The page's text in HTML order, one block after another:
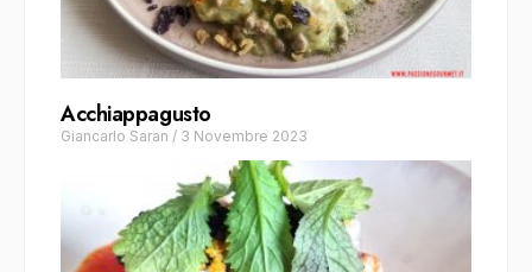
Acchiappagusto
Giancarlo Saran / 3 Novembre 2023